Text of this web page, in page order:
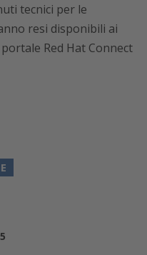
tecnici per le
resi disponibili ai
Red Hat Connect